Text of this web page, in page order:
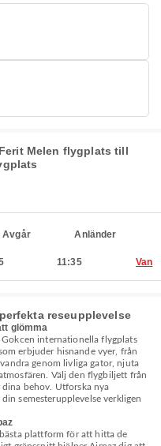
Melen flygplats till
Avgår Anländer
11:35 Van
reseupplevelse
glömma
Gokcen internationella flygplats
erbjuder hisnande vyer, från
genom livliga gator, njuta
Välj den flygbiljett från
dina behov. Utforska nya
semesterupplevelse verkligen
plattform för att hitta de